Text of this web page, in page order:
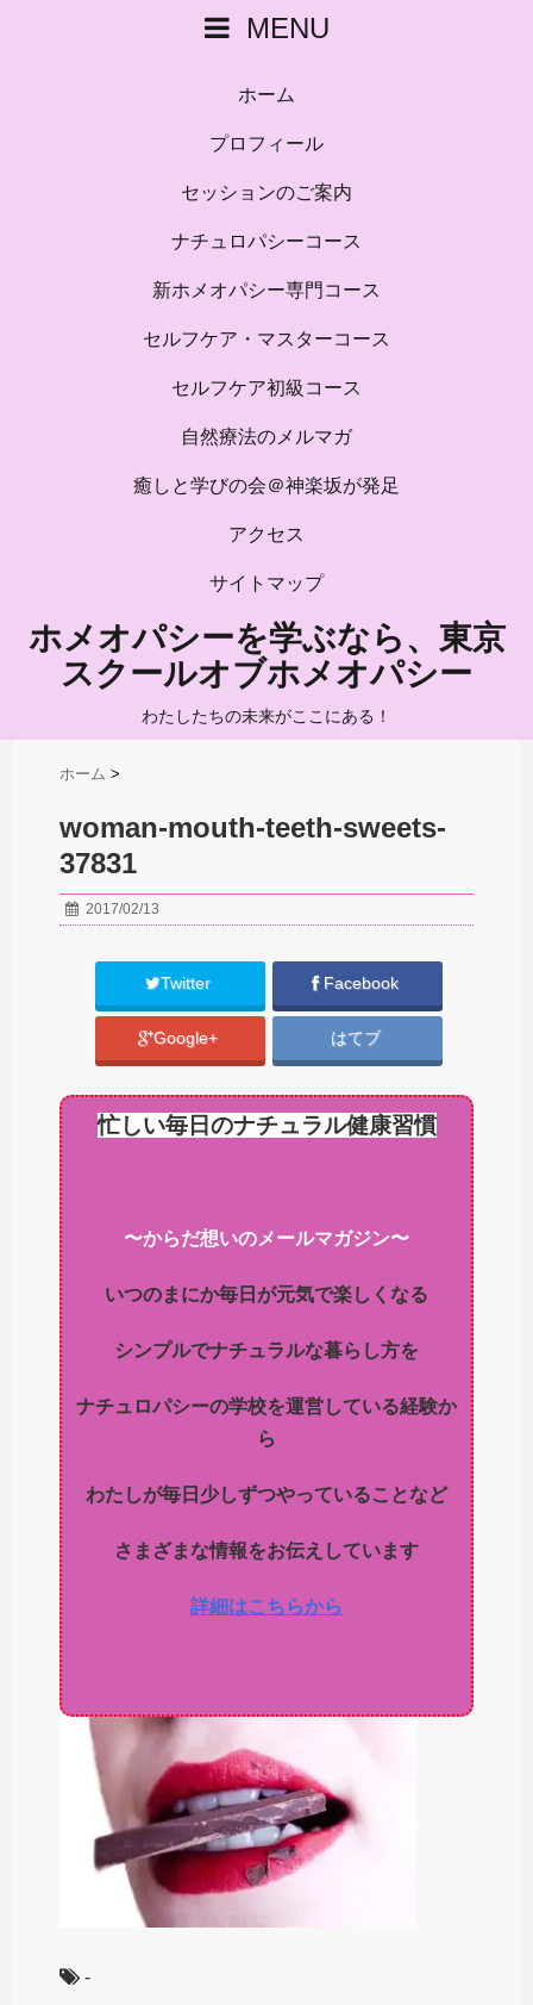
MENU
ホーム
プロフィール
セッションのご案内
ナチュロパシーコース
新ホメオパシー専門コース
セルフケア・マスターコース
セルフケア初級コース
自然療法のメルマガ
癒しと学びの会＠神楽坂が発足
アクセス
サイトマップ
ホメオパシーを学ぶなら、東京
スクールオブホメオパシー
わたしたちの未来がここにある！
ホーム >
woman-mouth-teeth-sweets-
37831
2017/02/13
Twitter Facebook
Google+ はてブ
忙しい毎日のナチュラル健康習慣
〜からだ想いのメールマガジン〜
いつのまにか毎日が元気で楽しくなる
シンプルでナチュラルな暮らし方を
ナチュロパシーの学校を運営している経験か
ら
わたしが毎日少しずつやっていることなど
さまざまな情報をお伝えしています
詳細はこちらから
-